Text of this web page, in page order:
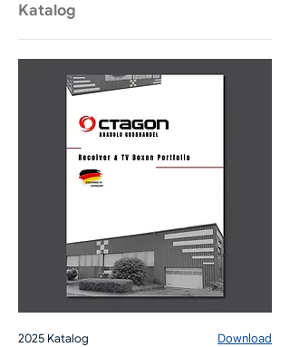
Katalog​​​​​
2025 Katalog​​ Download